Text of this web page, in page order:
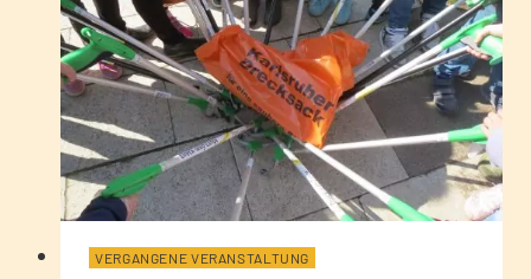
VERGANGENE VERANSTALTUNG